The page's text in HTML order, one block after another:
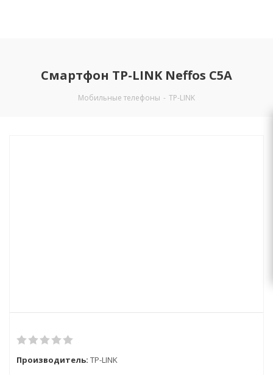
Смартфон TP-LINK Neffos C5A
Мобильные телефоны - TP-LINK
Производитель: TP-LINK